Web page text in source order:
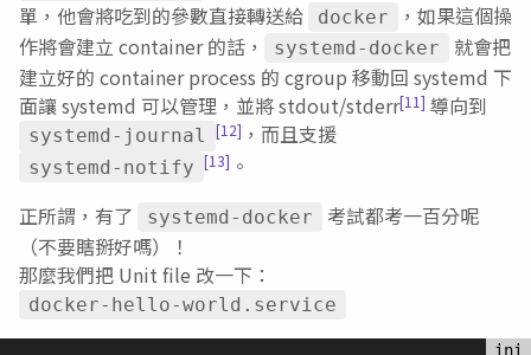
單，他會將吃到的參數直接轉送給
docker
，如果這個操
作將會建立 container 的話，
systemd-docker
就會把
建立好的 container process 的 cgroup 移動回 systemd 下
面讓 systemd 可以管理，並將 stdout/stderr[11] 導向到
systemd-journal [12] ，而且支援
systemd-notify [13] 。
正所謂，有了
systemd-docker
考試都考一百分呢
（不要瞎掰好嗎）！
那麼我們把 Unit file 改一下：
docker-hello-world.service